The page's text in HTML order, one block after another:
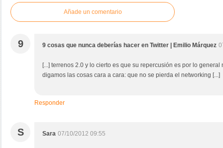
Añade un comentario
9 9 cosas que nunca deberías hacer en Twitter | Emilio Márquez
[...] terrenos 2.0 y lo cierto es que su repercusión es por lo
digamos las cosas cara a cara: que no se pierda el networking [...]
Responder
S Sara 07/10/2012 09:55